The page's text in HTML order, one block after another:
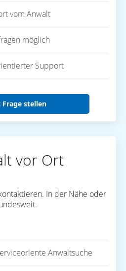
vom Anwalt
möglich
Support
Frage stellen
vor Ort
In der Nähe oder
Anwaltsuche